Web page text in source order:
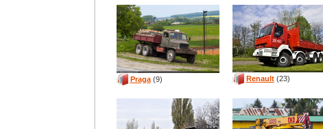
Praga(9) Renault(23)